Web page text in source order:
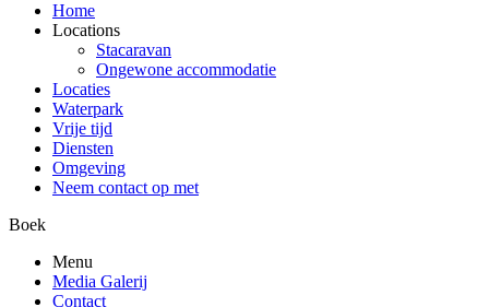
Home
Locations
Stacaravan
Ongewone accommodatie
Locaties
Waterpark
Vrije tijd
Diensten
Omgeving
Neem contact op met
Boek
Menu
Media Galerij
Contact